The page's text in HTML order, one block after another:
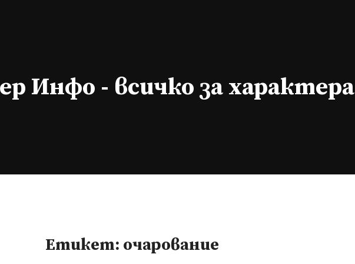
Инфо - всичко за характера
Етикет: очарование